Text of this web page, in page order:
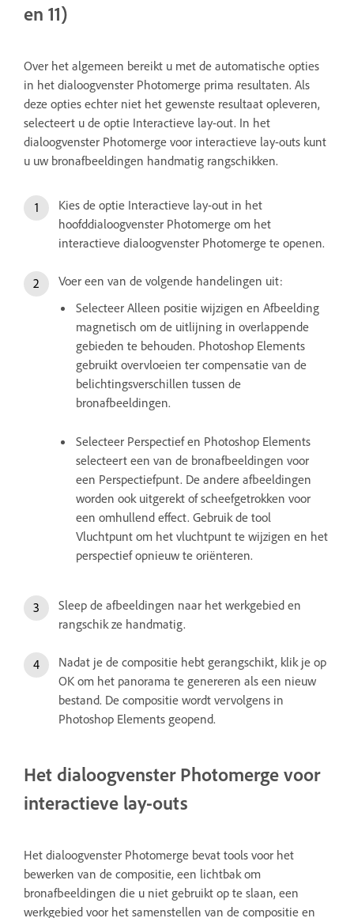
en 11)
Over het algemeen bereikt u met de automatische opties
in het dialoogvenster Photomerge prima resultaten. Als
deze opties echter niet het gewenste resultaat opleveren,
selecteert u de optie Interactieve lay-out. In het
dialoogvenster Photomerge voor interactieve lay-outs kunt
u uw bronafbeeldingen handmatig rangschikken.
Kies de optie Interactieve lay-out in het
hoofddialoogvenster Photomerge om het
interactieve dialoogvenster Photomerge te openen.
Voer een van de volgende handelingen uit:
Selecteer Alleen positie wijzigen en Afbeelding
magnetisch om de uitlijning in overlappende
gebieden te behouden. Photoshop Elements
gebruikt overvloeien ter compensatie van de
belichtingsverschillen tussen de
bronafbeeldingen.
Selecteer Perspectief en Photoshop Elements
selecteert een van de bronafbeeldingen voor
een Perspectiefpunt. De andere afbeeldingen
worden ook uitgerekt of scheefgetrokken voor
een omhullend effect. Gebruik de tool
Vluchtpunt om het vluchtpunt te wijzigen en het
perspectief opnieuw te oriënteren.
Sleep de afbeeldingen naar het werkgebied en
rangschik ze handmatig.
Nadat je de compositie hebt gerangschikt, klik je op
OK om het panorama te genereren als een nieuw
bestand. De compositie wordt vervolgens in
Photoshop Elements geopend.
Het dialoogvenster Photomerge voor
interactieve lay-outs
Het dialoogvenster Photomerge bevat tools voor het
bewerken van de compositie, een lichtbak om
bronafbeeldingen die u niet gebruikt op te slaan, een
werkgebied voor het samenstellen van de compositie en